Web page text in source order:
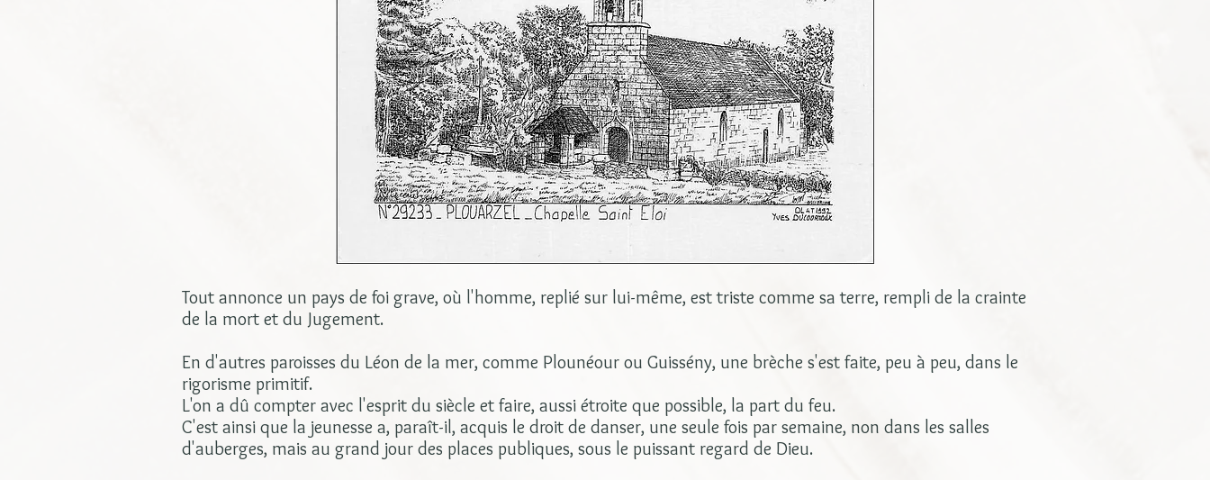
Tout annonce un pays de foi grave, où l'homme, replié sur lui-même, est triste comme sa terre, rempli de la crainte
de la mort et du Jugement.
En d'autres paroisses du Léon de la mer, comme Plounéour ou Guissény, une brèche s'est faite, peu à peu, dans le
rigorisme primitif.
L'on a dû compter avec l'esprit du siècle et faire, aussi étroite que possible, la part du feu.
C'est ainsi que la jeunesse a, paraît-il, acquis le droit de danser, une seule fois par semaine, non dans les salles
d'auberges, mais au grand jour des places publiques, sous le puissant regard de Dieu.